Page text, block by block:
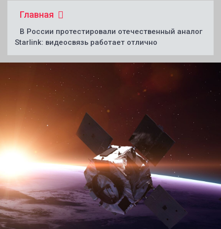
Главная
В России протестировали отечественный аналог
Starlink: видеосвязь работает отлично